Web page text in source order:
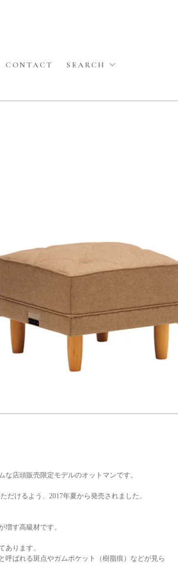
CONTACT SEARCH
な店頭販売限定モデルのオットマンです。
けるよう、2017年夏から発売されました。
増す高級材です。
あります。
呼ばれる斑点やガムポケット（樹脂痕）などが見ら